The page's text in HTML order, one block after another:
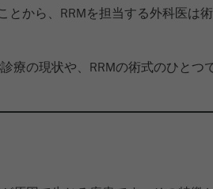
とから、RRMを担当する外科医
療の現状や、RRMの術式のひと